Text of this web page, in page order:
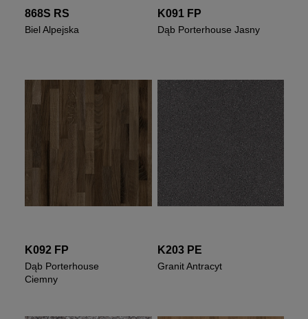
868S RS
Biel Alpejska
K091 FP
Dąb Porterhouse Jasny
K092 FP
Dąb Porterhouse
Ciemny
K203 PE
Granit Antracyt